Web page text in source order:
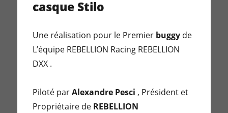
casque Stilo
Une réalisation pour le Premier buggy de
L’équipe REBELLION Racing REBELLION
DXX .
Piloté parAlexandre Pesci , Président et
Propriétaire de REBELLION